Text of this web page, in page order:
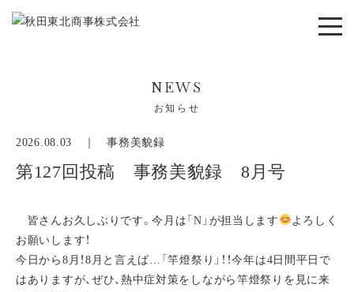
NEWS
お知らせ
2026.08.03 ｜事務美貌録
第127回投稿 事務美貌録 8月号
皆さんお久しぶりです。今月は「N」が担当します
よろしく
お願いします！
今日から8月！8月と言えば…「竿燈祭り」！！今年は4日間平日で
はありますが、ぜひ、熱中症対策をしながら竿燈祭りを見に来